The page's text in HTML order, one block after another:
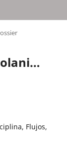
Flujos,